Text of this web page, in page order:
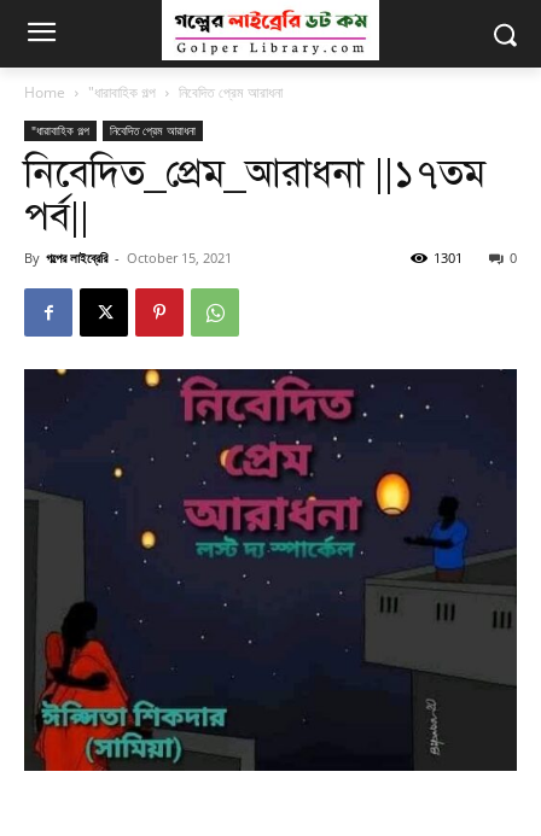
Home "ধারাবাহিক গল্প নিবেদিত প্রেম আরাধনা
"ধারাবাহিক গল্প নিবেদিত প্রেম আরাধনা
নিবেদিত_প্রেম_আরাধনা ||১৭তম
পর্ব||
By গল্পের লাইব্রেরি - October 15, 2021 0
1301